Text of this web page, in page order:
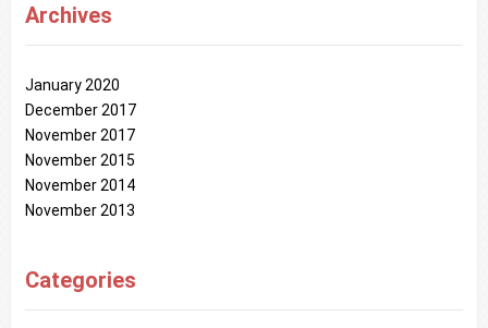
Archives
January 2020
December 2017
November 2017
November 2015
November 2014
November 2013
Categories